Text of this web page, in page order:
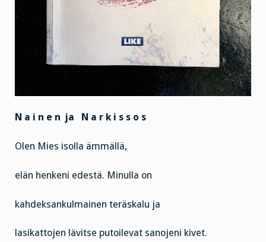
N a i n e n ja N a r k i s s o s
Olen Mies isolla ämmällä,
elän henkeni edestä. Minulla on
kahdeksankulmainen teräskalu ja
lasikattojen lävitse putoilevat sanojeni kivet.